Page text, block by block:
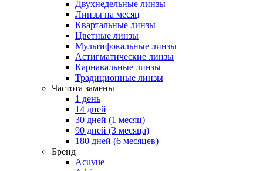
Двухнедельные линзы
Линзы на месяц
Квартальные линзы
Цветные линзы
Мультифокальные линзы
Астигматические линзы
Карнавальные линзы
Традиционные линзы
Частота замены
1 день
14 дней
30 дней (1 месяц)
90 дней (3 месяца)
180 дней (6 месяцев)
Бренд
Acuvue